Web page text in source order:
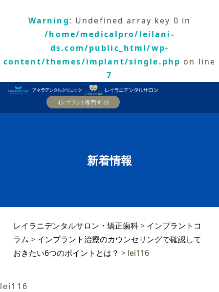
Warning: Undefined array key 0 in
/home/medicalpro/leilani-
ds.com/public_html/wp-
content/themes/implant/single.php on line
7
新着情報
レイラニデンタルサロン・矯正歯科> インプラントコ
ラム > インプラント治療のカウンセリングで確認して
おきたい6つのポイントとは？ > lei116
lei116